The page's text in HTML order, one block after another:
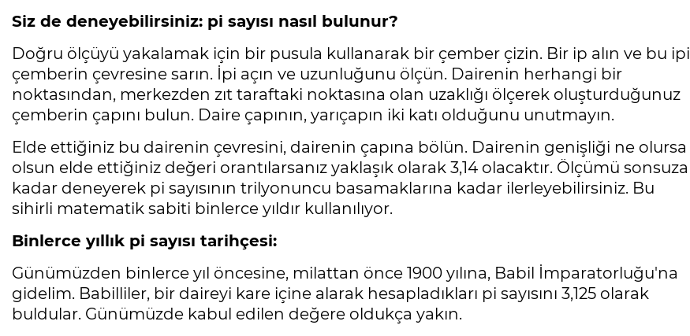
Siz de deneyebilirsiniz: pi sayısı nasıl bulunur?
Doğru ölçüyü yakalamak için bir pusula kullanarak bir çember çizin. Bir ip alın ve bu ipi
çemberin çevresine sarın. İpi açın ve uzunluğunu ölçün. Dairenin herhangi bir
noktasından, merkezden zıt taraftaki noktasına olan uzaklığı ölçerek oluşturduğunuz
çemberin çapını bulun. Daire çapının, yarıçapın iki katı olduğunu unutmayın.
Elde ettiğiniz bu dairenin çevresini, dairenin çapına bölün. Dairenin genişliği ne olursa
olsun elde ettiğiniz değeri orantılarsanız yaklaşık olarak 3,14 olacaktır. Ölçümü sonsuza
kadar deneyerek pi sayısının trilyonuncu basamaklarına kadar ilerleyebilirsiniz. Bu
sihirli matematik sabiti binlerce yıldır kullanılıyor.
Binlerce yıllık pi sayısı tarihçesi:
Günümüzden binlerce yıl öncesine, milattan önce 1900 yılına, Babil İmparatorluğu'na
gidelim. Babilliler, bir daireyi kare içine alarak hesapladıkları pi sayısını 3,125 olarak
buldular. Günümüzde kabul edilen değere oldukça yakın.